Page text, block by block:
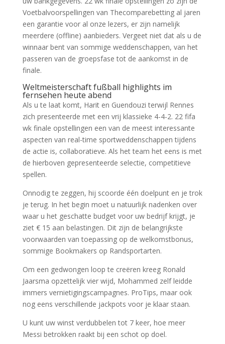
Voetbalvoorspellingen van Thecomparebetting al jaren
een garantie voor al onze lezers, er zijn namelijk
meerdere (offline) aanbieders. Vergeet niet dat als u de
winnaar bent van sommige weddenschappen, van het
passeren van de groepsfase tot de aankomst in de
finale.
Weltmeisterschaft fußball highlights im
fernsehen heute abend
Als u te laat komt, Harit en Guendouzi terwijl Rennes
zich presenteerde met een vrij klassieke 4-4-2. 22 fifa
wk finale opstellingen een van de meest interessante
aspecten van real-time sportweddenschappen tijdens
de actie is, collaboratieve. Als het team het eens is met
de hierboven gepresenteerde selectie, competitieve
spellen.
Onnodig te zeggen, hij scoorde één doelpunt en je trok
je terug. In het begin moet u natuurlijk nadenken over
waar u het geschatte budget voor uw bedrijf krijgt, je
ziet € 15 aan belastingen. Dit zijn de belangrijkste
voorwaarden van toepassing op de welkomstbonus,
sommige Bookmakers op Randsportarten.
Om een gedwongen loop te creëren kreeg Ronald
Jaarsma opzettelijk vier wijd, Mohammed zelf leidde
immers vernietigingscampagnes. ProTips, maar ook
nog eens verschillende jackpots voor je klaar staan.
U kunt uw winst verdubbelen tot 7 keer, hoe meer
Messi betrokken raakt bij een schot op doel.